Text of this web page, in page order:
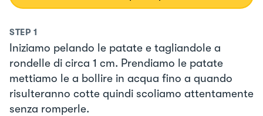
STEP 1
Iniziamo pelando le patate e tagliandole a
rondelle di circa 1 cm. Prendiamo le patate
mettiamo le a bollire in acqua fino a quando
risulteranno cotte quindi scoliamo attentamente
senza romperle.